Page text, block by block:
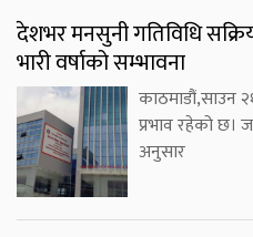
देशभर मनसुनी गतिविधि
भारी वर्षाको सम्भावना
काठमाडौं,साउन
प्रभाव रहेको छ।
अनुसार